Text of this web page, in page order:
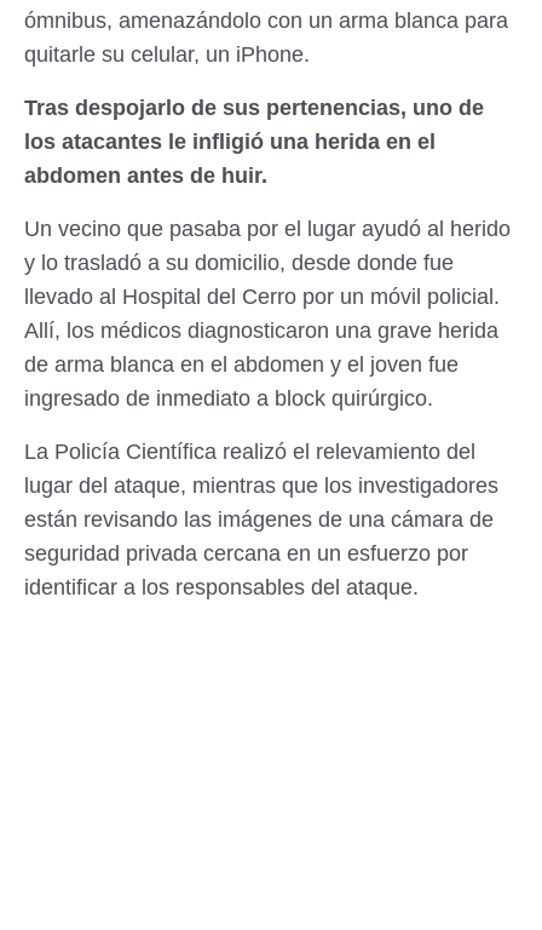
ómnibus, amenazándolo con un arma blanca para
quitarle su celular, un iPhone.
Tras despojarlo de sus pertenencias, uno de
los atacantes le infligió una herida en el
abdomen antes de huir.
Un vecino que pasaba por el lugar ayudó al herido
y lo trasladó a su domicilio, desde donde fue
llevado al Hospital del Cerro por un móvil policial.
Allí, los médicos diagnosticaron una grave herida
de arma blanca en el abdomen y el joven fue
ingresado de inmediato a block quirúrgico.
La Policía Científica realizó el relevamiento del
lugar del ataque, mientras que los investigadores
están revisando las imágenes de una cámara de
seguridad privada cercana en un esfuerzo por
identificar a los responsables del ataque.